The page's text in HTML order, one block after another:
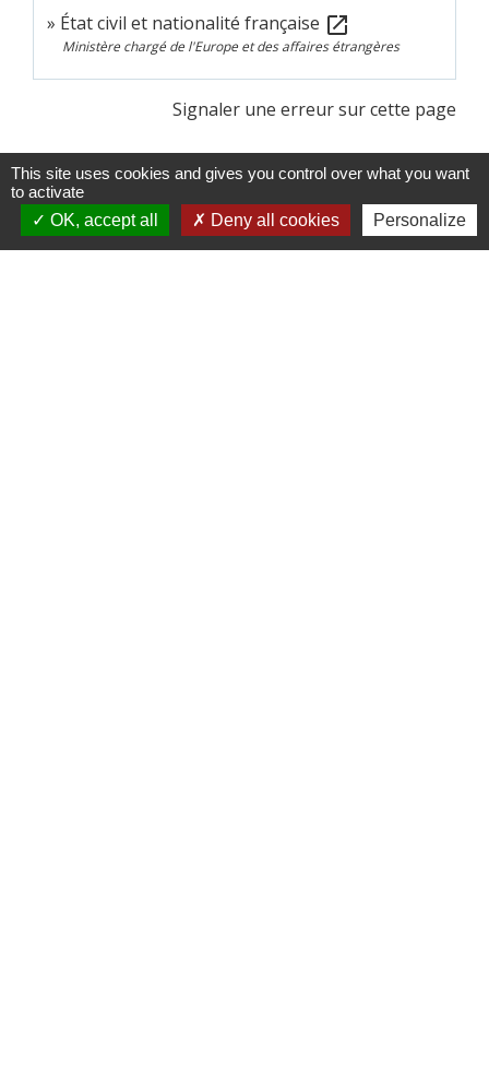
État civil et nationalité française open_in_new
Ministère chargé de l'Europe et des affaires étrangères
Signaler une erreur sur cette page
Contactez votre mairie
This site uses cookies and gives you control over what you want
to activate
OK, accept all
Deny all cookies Personalize